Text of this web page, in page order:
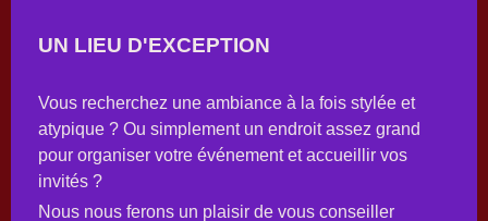
UN LIEU D'EXCEPTION
Vous recherchez une ambiance à la fois stylée et
atypique ? Ou simplement un endroit assez grand
pour organiser votre événement et accueillir vos
invités ?
Nous nous ferons un plaisir de vous conseiller